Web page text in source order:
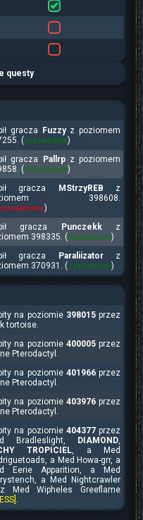
questy
gracza Fuzzyz poziomem
( Uzasadnione)
gracza Pallrpz poziomem
( Uzasadnione)
gracza MStrzyREB z
398608.
)
gracza Punczekkz
398335. ( Uzasadnione)
gracza Paraliizatorz
370931. ( Uzasadnione)
na poziomie 398015przez
tortoise.
na poziomie 400005przez
Pterodactyl.
na poziomie 401966przez
Pterodactyl.
na poziomie 403976przez
Pterodactyl.
na poziomie 404377przez
Bradleslight,
DIAMOND,
TROPICIEL, a Med
a Med Howa-grr, a
Eerie Apparition, a Med
a Med Nightcrawler
Med Wipheles Greeflame
.